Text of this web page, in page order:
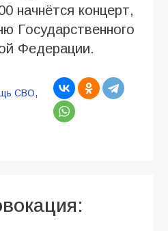
начнётся концерт,
Государственного
Федерации.
СВО,